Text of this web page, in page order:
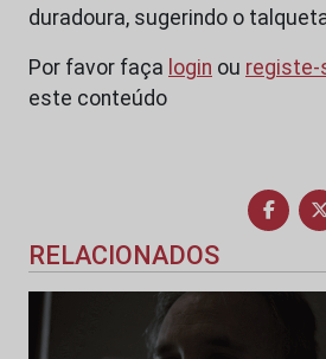
duradoura, sugerindo o
Por favor faça login ou registe-
este conteúdo
RELACIONADOS